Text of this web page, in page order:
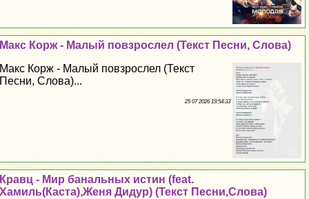
Макс Корж - Малый повзрослел (Текст Песни, Слова)
Макс Корж - Малый повзрослел (Текст
Песни, Слова)...
25 07 2026 19:54:33
Кравц - Мир бaнaльных истин (feat.
Хамиль(Каста),Женя Дидур) (Текст Песни,Слова)